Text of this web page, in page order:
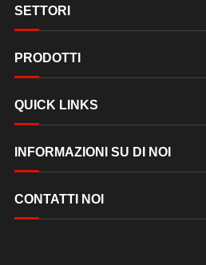
SETTORI
PRODOTTI
QUICK LINKS
INFORMAZIONI SU DI NOI
CONTATTI NOI